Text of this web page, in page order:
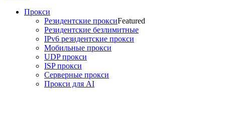
Прокси
Резидентские проксиFeatured
Резидентские безлимитные
IPv6 резидентские прокси
Мобильные прокси
UDP прокси
ISP прокси
Серверные прокси
Прокси для AI